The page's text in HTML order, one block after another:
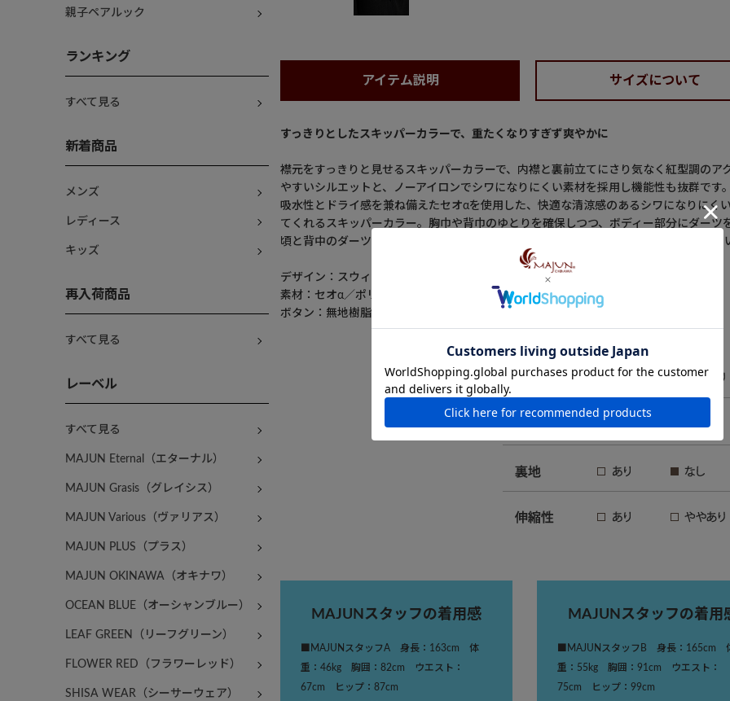
親子ペアルック
ランキング
すべて見る
新着商品
メンズ
レディース
キッズ
再入荷商品
すべて見る
レーベル
すべて見る
MAJUN Eternal（エターナル）
MAJUN Grasis（グレイシス）
MAJUN Various（ヴァリアス）
MAJUN PLUS（プラス）
MAJUN OKINAWA（オキナワ）
OCEAN BLUE（オーシャンブルー）
LEAF GREEN（リーフグリーン）
FLOWER RED（フラワーレッド）
SHISA WEAR（シーサーウェア）
アイテム説明 サイズについて
すっきりとしたスキッパーカラーで、重たくなりすぎず爽やかに
襟元をすっきりと見せるスキッパーカラーで、内襟と裏前立てにさり気なく紅型調の
やすいシルエットと、ノーアイロンでシワになりにくい素材を採用し機能性も抜群です
吸水性とドライ感を兼ね備えたセオαを使用した、快適な清涼感のあるシワになりにく
てくれるスキッパーカラー。胸巾や背巾のゆとりを確保しつつ、ボディー部分にダー
頃と背中のダーツのバランスを工夫することで、立体感のある美しいシルエットにして
デザイン：スウィートフィット・スキッパー・ダーツ入り・半袖・ラウンド裾
素材：セオα／ポリエステル100％
ボタン：無地樹脂釦
MAJUNスタッフの着用感
■MAJUNスタッフA 身長：163cm 体
重：46kg 胸囲：82cm ウエスト：
67cm ヒップ：87cm
MAJUNスタッフの着用
■MAJUNスタッフB 身長：165cm
重：55kg 胸囲：91cm ウエスト：
75cm ヒップ：99cm